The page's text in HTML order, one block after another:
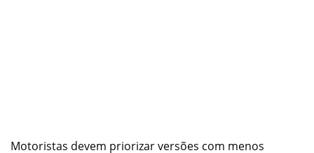
Motoristas devem priorizar versões com menos